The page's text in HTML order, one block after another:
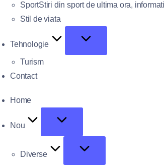
SportStiri din sport de ultima ora,
Stil de viata
Tehnologie
Turism
Contact
Home
Nou
Diverse